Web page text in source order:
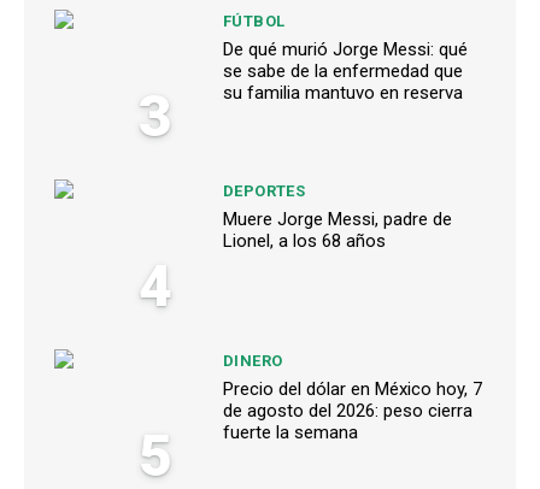
3
FÚTBOL
De qué murió Jorge Messi: qué
se sabe de la enfermedad que
su familia mantuvo en reserva
4
DEPORTES
Muere Jorge Messi, padre de
Lionel, a los 68 años
5
DINERO
Precio del dólar en México hoy, 7
de agosto del 2026: peso cierra
fuerte la semana